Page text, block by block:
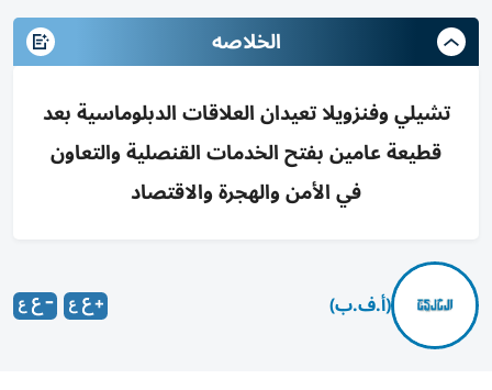
الخلاصه
تشيلي وفنزويلا تعيدان العلاقات الدبلوماسية بعد
قطيعة عامين بفتح الخدمات القنصلية والتعاون
في الأمن والهجرة والاقتصاد
(أ.ف.ب)